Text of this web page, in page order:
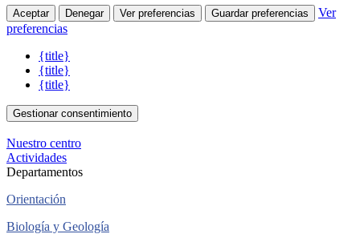
Aceptar Denegar Ver preferencias Guardar preferencias
Ver
preferencias
{title}
{title}
{title}
Gestionar consentimiento
Nuestro centro
Actividades
Departamentos
Orientación
Biología y Geología